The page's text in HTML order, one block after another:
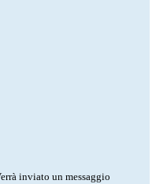
inviato un messaggio